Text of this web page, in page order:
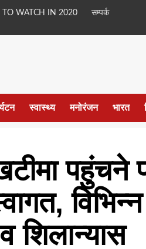
TO WATCH IN 2020 सम्पर्क
स्वास्थ्य मनोरंजन भारत
शिलान्यास